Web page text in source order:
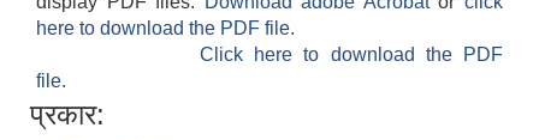
here to download the PDF file.
Click here to download the PDF
file.
प्रकार: